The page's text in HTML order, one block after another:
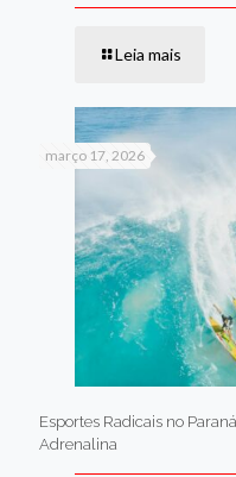
Leia mais
março 17, 2026
Esportes Radicais no
Adrenalina